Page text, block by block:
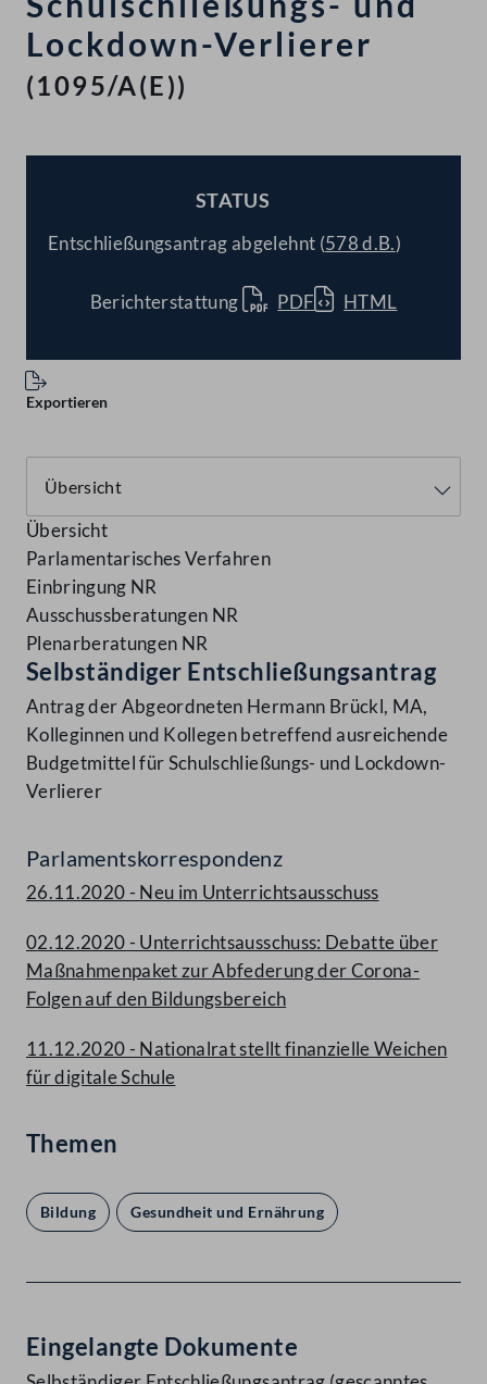
Lockdown-Verlierer
(1095/A(E))
STATUS
Entschließungsantrag abgelehnt (578 d.B.)
Berichterstattung PDF HTML
Exportieren
Übersicht
Parlamentarisches Verfahren
Einbringung NR
Ausschussberatungen NR
Plenarberatungen NR
Selbständiger Entschließungsantrag
Antrag der Abgeordneten Hermann Brückl, MA,
Kolleginnen und Kollegen betreffend ausreichende
Budgetmittel für Schulschließungs- und Lockdown-
Verlierer
Parlamentskorrespondenz
26.11.2020 - Neu im Unterrichtsausschuss
02.12.2020 - Unterrichtsausschuss: Debatte über
Maßnahmenpaket zur Abfederung der Corona-
Folgen auf den Bildungsbereich
11.12.2020 - Nationalrat stellt finanzielle Weichen
für digitale Schule
Themen
Bildung Gesundheit und Ernährung
Eingelangte Dokumente